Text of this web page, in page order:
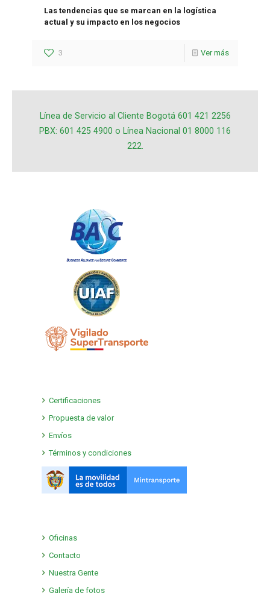
Las tendencias que se marcan en la logística
actual y su impacto en los negocios
3 Ver más
Línea de Servicio al Cliente Bogotá 601 421 2256
PBX: 601 425 4900 o Línea Nacional 01 8000 116
222.
Certificaciones
Propuesta de valor
Envíos
Términos y condiciones
Oficinas
Contacto
Nuestra Gente
Galería de fotos